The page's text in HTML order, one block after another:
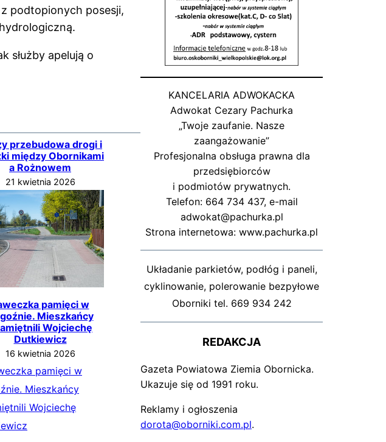
podtopionych posesji,
służby apelują o
przebudowa drogi i
między Obornikami
a Rożnowem
21 kwietnia 2026
pamięci w
Mieszkańcy
Wojciechę
Dutkiewicz
16 kwietnia 2026
KANCELARIA ADWOKACKA
Adwokat Cezary Pachurka
„Twoje zaufanie. Nasze
zaangażowanie”
Profesjonalna obsługa prawna dla
przedsiębiorców
i podmiotów prywatnych.
Telefon: 664 734 437, e-mail
adwokat@pachurka.pl
Strona internetowa: www.pachurka.pl
Układanie parkietów, podłóg i paneli,
cyklinowanie, polerowanie bezpyłowe
Oborniki tel. 669 934 242
REDAKCJA
Gazeta Powiatowa Ziemia Obornicka.
Ukazuje się od 1991 roku.
Reklamy i ogłoszenia
dorota@oborniki.com.pl.